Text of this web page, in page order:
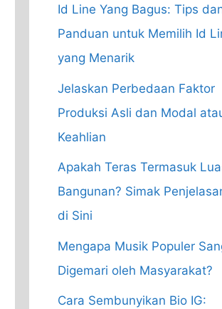
Id Line Yang Bagus: Tips
Panduan untuk Memilih Id
yang Menarik
Jelaskan Perbedaan Faktor
Produksi Asli dan Modal
Keahlian
Apakah Teras Termasuk
Bangunan? Simak
di Sini
Mengapa Musik Populer
Digemari oleh Masyarakat?
Cara Sembunyikan Bio IG: